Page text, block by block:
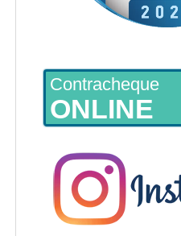
Contracheque
ONLINE